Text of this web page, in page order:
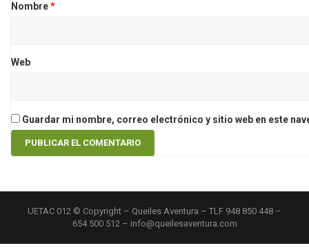
Nombre*
Web
Guardar mi nombre, correo electrónico y sitio web en este
UETAC 012 © Copyright – Queiles Aventura – TLF 948 850 448 –
654 500 512 – info@queilesaventura.com